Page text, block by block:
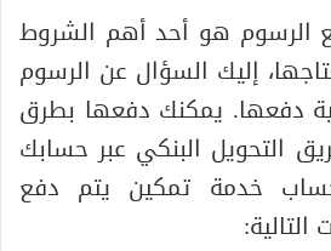
الرسوم هو أحد أهم الشروط
إليك السؤال عن الرسوم
دفعها. يمكنك دفعها بطرق
التحويل البنكي عبر حسابك
خدمة تمكين يتم دفع